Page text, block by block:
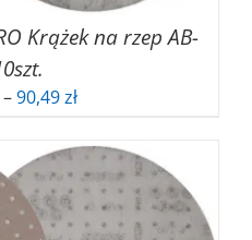
Krążek na rzep AB-
–90,49złZakres
od
74,17 zł
do
90,49 zł